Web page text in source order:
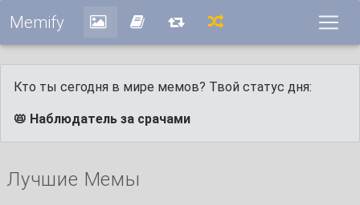
Memify
Кто ты сегодня в мире мемов? Твой статус дня:
📛 Наблюдатель за срачами
Лучшие Мемы